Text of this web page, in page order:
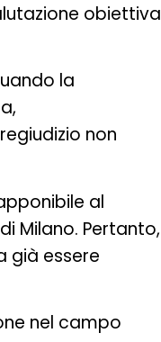
obiettiva
la
non
al
Milano. Pertanto,
già essere
nel campo